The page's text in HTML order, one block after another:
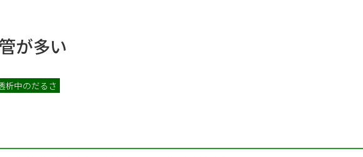
が多い
析中のだるさ